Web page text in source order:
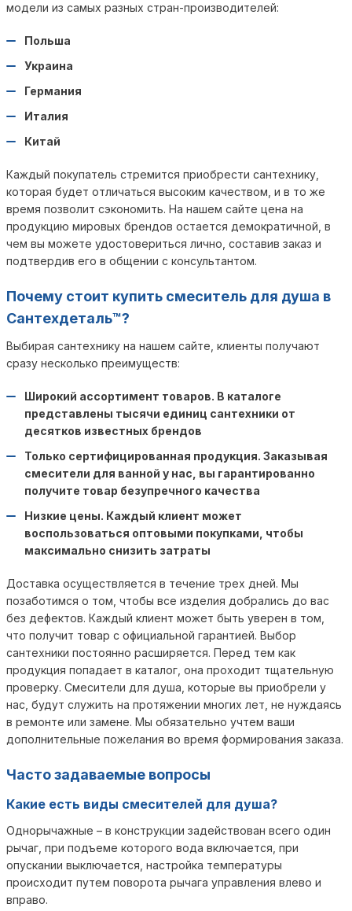
модели из самых разных стран-производителей:
Польша
Украина
Германия
Италия
Китай
Каждый покупатель стремится приобрести сантехнику,
которая будет отличаться высоким качеством, и в то же
время позволит сэкономить. На нашем сайте цена на
продукцию мировых брендов остается демократичной, в
чем вы можете удостовериться лично, составив заказ и
подтвердив его в общении с консультантом.
Почему стоит купить смеситель для душа в
Сантехдеталь™?
Выбирая сантехнику на нашем сайте, клиенты получают
сразу несколько преимуществ:
Широкий ассортимент товаров. В каталоге
представлены тысячи единиц сантехники от
десятков известных брендов
Только сертифицированная продукция. Заказывая
смесители для ванной у нас, вы гарантированно
получите товар безупречного качества
Низкие цены. Каждый клиент может
воспользоваться оптовыми покупками, чтобы
максимально снизить затраты
Доставка осуществляется в течение трех дней. Мы
позаботимся о том, чтобы все изделия добрались до вас
без дефектов. Каждый клиент может быть уверен в том,
что получит товар с официальной гарантией. Выбор
сантехники постоянно расширяется. Перед тем как
продукция попадает в каталог, она проходит тщательную
проверку. Смесители для душа, которые вы приобрели у
нас, будут служить на протяжении многих лет, не нуждаясь
в ремонте или замене. Мы обязательно учтем ваши
дополнительные пожелания во время формирования заказа.
Часто задаваемые вопросы
Какие есть виды смесителей для душа?
Однорычажные – в конструкции задействован всего один
рычаг, при подъеме которого вода включается, при
опускании выключается, настройка температуры
происходит путем поворота рычага управления влево и
вправо.